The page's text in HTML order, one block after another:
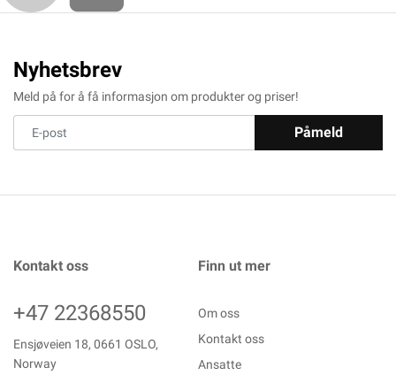
Nyhetsbrev
Meld på for å få informasjon om produkter og priser!
Påmeld
Kontakt oss
+47 22368550
Ensjøveien 18, 0661 OSLO,
Norway
Finn ut mer
Om oss
Kontakt oss
Ansatte